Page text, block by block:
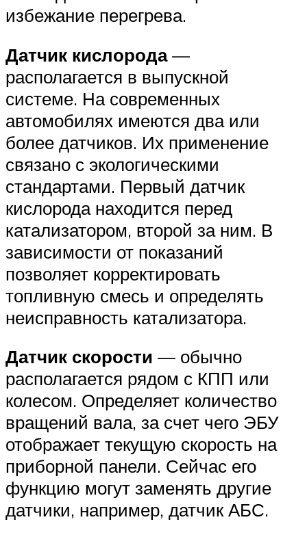
избежание перегрева.
Датчик кислорода—
располагается в выпускной
системе. На современных
автомобилях имеются два или
более датчиков. Их применение
связано с экологическими
стандартами. Первый датчик
кислорода находится перед
катализатором, второй за ним. В
зависимости от показаний
позволяет корректировать
топливную смесь и определять
неисправность катализатора.
Датчик скорости — обычно
располагается рядом с КПП или
колесом. Определяет количество
вращений вала, за счет чего ЭБУ
отображает текущую скорость на
приборной панели. Сейчас его
функцию могут заменять другие
датчики, например, датчик АБС.